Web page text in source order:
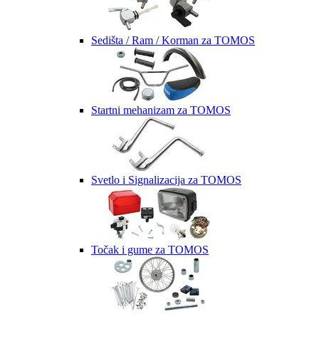
Sedišta / Ram / Korman za TOMOS
Startni mehanizam za TOMOS
Svetlo i Signalizacija za TOMOS
Točak i gume za TOMOS